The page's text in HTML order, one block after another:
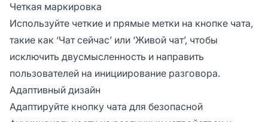
Четкая маркировка
Используйте четкие и прямые метки на кнопке чата,
такие как ‘Чат сейчас’ или ‘Живой чат’, чтобы
исключить двусмысленность и направить
пользователей на инициирование разговора.
Адаптивный дизайн
Адаптируйте кнопку чата для безопасной